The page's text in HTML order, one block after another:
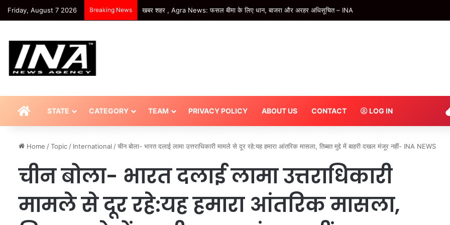
Friday, August 7 2026 Breaking News खबर शहर , Agra News: गुलाब शाह का उर्स 12 से – INA
HOMESTATE CATEGORY TEAM PRIVACY POLICY ABOUT US CONTACT LOG IN
Home /Topic / International /चीन बोला- भारत दलाई लामा उत्तराधिकारी मामले से दूर रहे:यह हमारा आंतरिक मासला, तिब्बत मुद्दे में बाहरी दखल मंजूर नहीं- INA NEWS
चीन बोला- भारत दलाई लामा उत्तराधिकारी
मामले से दूर रहे:यह हमारा आंतरिक मासला,